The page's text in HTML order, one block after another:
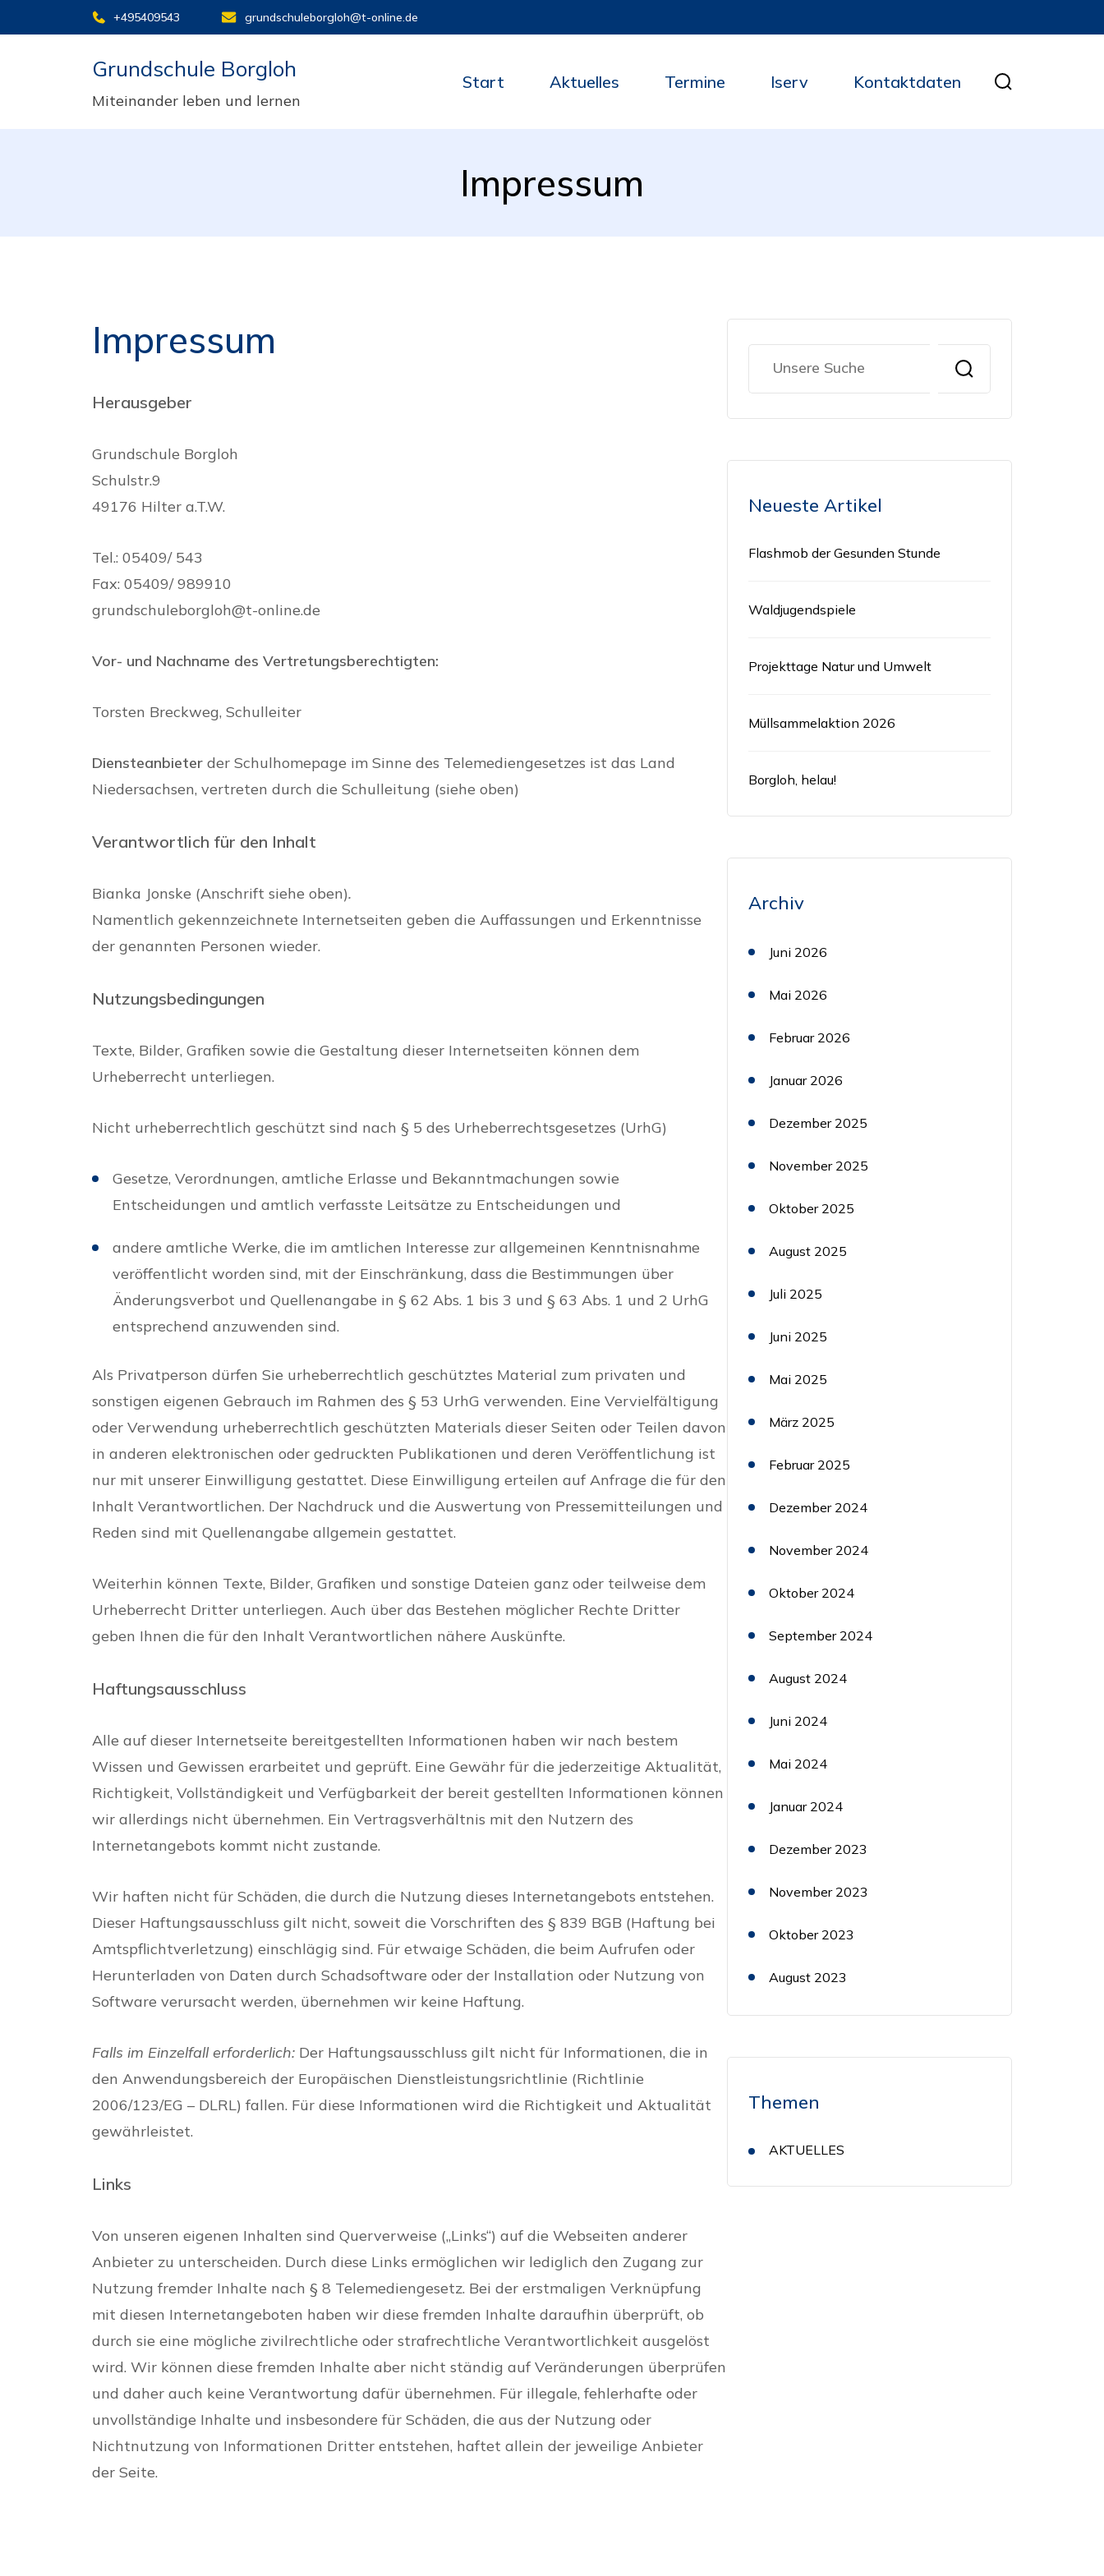
+495409543 grundschuleborgloh@t-online.de
Grundschule Borgloh
Miteinander leben und lernen
Start Aktuelles Termine Iserv Kontaktdaten
Impressum
Impressum
Herausgeber
Grundschule Borgloh
Schulstr.9
49176 Hilter a.T.W.
Tel.: 05409/ 543
Fax: 05409/ 989910
grundschuleborgloh@t-online.de
Vor- und Nachname des Vertretungsberechtigten:
Torsten Breckweg, Schulleiter
Diensteanbieter der Schulhomepage im Sinne des Telemediengesetzes ist das Land
Niedersachsen, vertreten durch die Schulleitung (siehe oben)
Verantwortlich für den Inhalt
Bianka Jonske (Anschrift siehe oben).
Namentlich gekennzeichnete Internetseiten geben die Auffassungen und Erkenntnisse
der genannten Personen wieder.
Nutzungsbedingungen
Texte, Bilder, Grafiken sowie die Gestaltung dieser Internetseiten können dem
Urheberrecht unterliegen.
Nicht urheberrechtlich geschützt sind nach § 5 des Urheberrechtsgesetzes (UrhG)
Gesetze, Verordnungen, amtliche Erlasse und Bekanntmachungen sowie
Entscheidungen und amtlich verfasste Leitsätze zu Entscheidungen und
andere amtliche Werke, die im amtlichen Interesse zur allgemeinen Kenntnisnahme
veröffentlicht worden sind, mit der Einschränkung, dass die Bestimmungen über
Änderungsverbot und Quellenangabe in § 62 Abs. 1 bis 3 und § 63 Abs. 1 und 2 UrhG
entsprechend anzuwenden sind.
Als Privatperson dürfen Sie urheberrechtlich geschütztes Material zum privaten und
sonstigen eigenen Gebrauch im Rahmen des § 53 UrhG verwenden. Eine Vervielfältigung
oder Verwendung urheberrechtlich geschützten Materials dieser Seiten oder Teilen davon
in anderen elektronischen oder gedruckten Publikationen und deren Veröffentlichung ist
nur mit unserer Einwilligung gestattet. Diese Einwilligung erteilen auf Anfrage die für den
Inhalt Verantwortlichen. Der Nachdruck und die Auswertung von Pressemitteilungen und
Reden sind mit Quellenangabe allgemein gestattet.
Weiterhin können Texte, Bilder, Grafiken und sonstige Dateien ganz oder teilweise dem
Urheberrecht Dritter unterliegen. Auch über das Bestehen möglicher Rechte Dritter
geben Ihnen die für den Inhalt Verantwortlichen nähere Auskünfte.
Haftungsausschluss
Alle auf dieser Internetseite bereitgestellten Informationen haben wir nach bestem
Wissen und Gewissen erarbeitet und geprüft. Eine Gewähr für die jederzeitige Aktualität,
Richtigkeit, Vollständigkeit und Verfügbarkeit der bereit gestellten Informationen können
wir allerdings nicht übernehmen. Ein Vertragsverhältnis mit den Nutzern des
Internetangebots kommt nicht zustande.
Wir haften nicht für Schäden, die durch die Nutzung dieses Internetangebots entstehen.
Dieser Haftungsausschluss gilt nicht, soweit die Vorschriften des § 839 BGB (Haftung bei
Amtspflichtverletzung) einschlägig sind. Für etwaige Schäden, die beim Aufrufen oder
Herunterladen von Daten durch Schadsoftware oder der Installation oder Nutzung von
Software verursacht werden, übernehmen wir keine Haftung.
Falls im Einzelfall erforderlich: Der Haftungsausschluss gilt nicht für Informationen, die in
den Anwendungsbereich der Europäischen Dienstleistungsrichtlinie (Richtlinie
2006/123/EG – DLRL) fallen. Für diese Informationen wird die Richtigkeit und Aktualität
gewährleistet.
Links
Von unseren eigenen Inhalten sind Querverweise („Links“) auf die Webseiten anderer
Anbieter zu unterscheiden. Durch diese Links ermöglichen wir lediglich den Zugang zur
Nutzung fremder Inhalte nach § 8 Telemediengesetz. Bei der erstmaligen Verknüpfung
mit diesen Internetangeboten haben wir diese fremden Inhalte daraufhin überprüft, ob
durch sie eine mögliche zivilrechtliche oder strafrechtliche Verantwortlichkeit ausgelöst
wird. Wir können diese fremden Inhalte aber nicht ständig auf Veränderungen überprüfen
und daher auch keine Verantwortung dafür übernehmen. Für illegale, fehlerhafte oder
unvollständige Inhalte und insbesondere für Schäden, die aus der Nutzung oder
Nichtnutzung von Informationen Dritter entstehen, haftet allein der jeweilige Anbieter
der Seite.
Neueste Artikel
Flashmob der Gesunden Stunde
Waldjugendspiele
Projekttage Natur und Umwelt
Müllsammelaktion 2026
Borgloh, helau!
Archiv
Juni 2026
Mai 2026
Februar 2026
Januar 2026
Dezember 2025
November 2025
Oktober 2025
August 2025
Juli 2025
Juni 2025
Mai 2025
März 2025
Februar 2025
Dezember 2024
November 2024
Oktober 2024
September 2024
August 2024
Juni 2024
Mai 2024
Januar 2024
Dezember 2023
November 2023
Oktober 2023
August 2023
Themen
AKTUELLES